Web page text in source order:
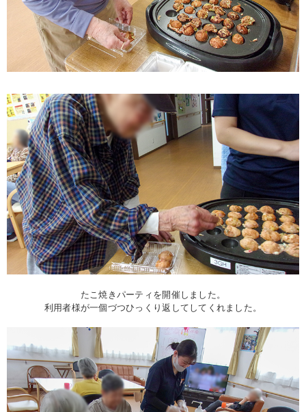
たこ焼きパーティを開催しました。
利用者様が一個づつひっくり返してしてくれました。